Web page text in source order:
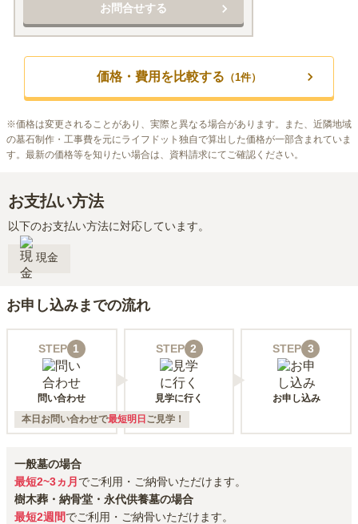
お問合せする
価格・費用を比較する （1件）
※価格は変更されることがあり、実際と異なる場合があります。また、近隣地域
の墓石制作・工事費を元にライフドット独自で算出した価格が一部含まれていま
す。最新の価格等を知りたい場合は、資料請求にてご確認ください。
お支払い方法
以下のお支払い方法に対応しています。
現金
お申し込みまでの流れ
STEP 1
問い合わせ
STEP 2
見学に行く
STEP 3
お申し込み
本日お問い合わせで最短明日 ご見学！
一般墓の場合
最短2~3ヵ月でご利用・ご納骨いただけます。
樹木葬・納骨堂・永代供養墓の場合
最短2週間でご利用・ご納骨いただけます。